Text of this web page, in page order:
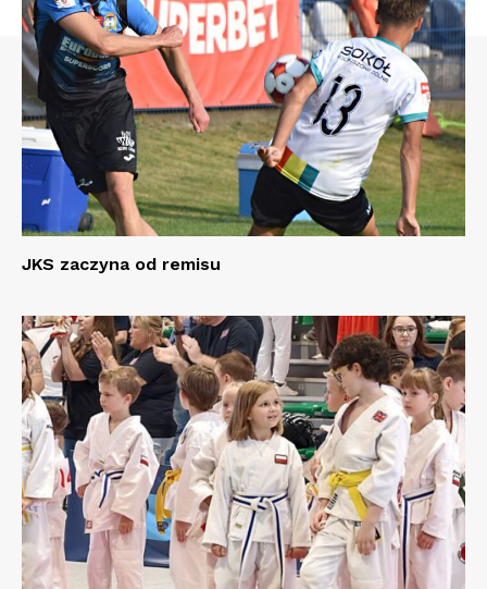
JKS zaczyna od remisu